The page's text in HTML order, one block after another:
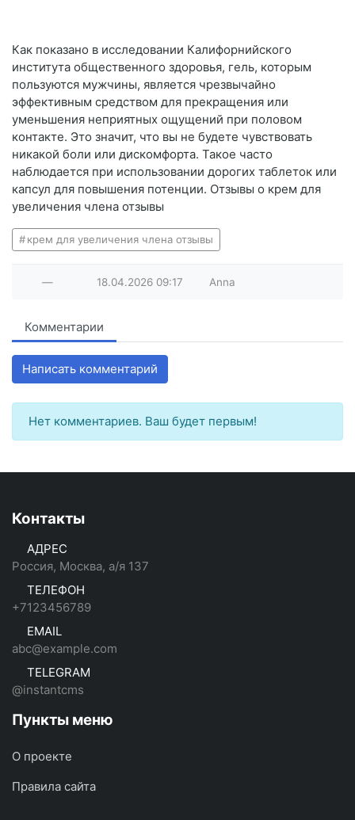
Как показано в исследовании Калифорнийского
института общественного здоровья, гель, которым
пользуются мужчины, является чрезвычайно
эффективным средством для прекращения или
уменьшения неприятных ощущений при половом
контакте. Это значит, что вы не будете чувствовать
никакой боли или дискомфорта. Такое часто
наблюдается при использовании дорогих таблеток или
капсул для повышения потенции. Отзывы о крем для
увеличения члена отзывы
крем для увеличения члена отзывы
— 18.04.2026 09:17 Anna
Комментарии
Написать комментарий
Нет комментариев. Ваш будет первым!
Контакты
АДРЕС
Россия, Москва, а/я 137
ТЕЛЕФОН
+7123456789
EMAIL
abc@example.com
TELEGRAM
@instantcms
Пункты меню
О проекте
Правила сайта